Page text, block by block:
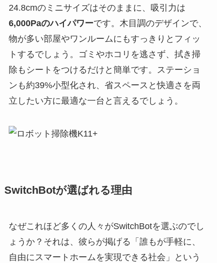
24.8cmのミニサイズはそのままに、吸引力は
6,000Paのハイパワーです。木目調のデザインで、
物が多い部屋やワンルームにもすっきりとフィッ
トするでしょう。ゴミやホコリを逃さず、拭き掃
除もシートをつけるだけと簡単です。ステーショ
ンも約39%小型化され、省スペースと快適さを両
立したい方に最適な一台と言えるでしょう。
SwitchBotが選ばれる理由
なぜこれほど多くの人々がSwitchBotを選ぶのでし
ょうか？それは、彼らが掲げる「誰もが手軽に、
自由にスマートホームを実現できる社会」という